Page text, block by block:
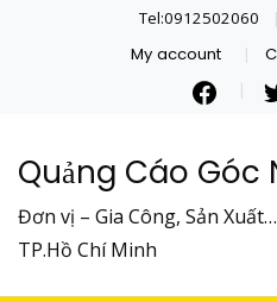
Tel:0912502060
My account
Quảng Cáo Góc
Đơn vị – Gia Công, Sản
TP.Hồ Chí Minh